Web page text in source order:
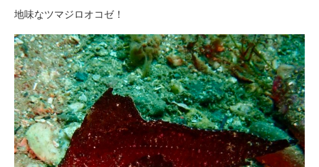
地味なツマジロオコゼ！